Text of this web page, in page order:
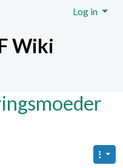
etc.
Wiki
Log in